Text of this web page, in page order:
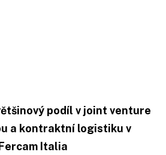
podíl v joint venture
a kontraktní logistiku v
Italia